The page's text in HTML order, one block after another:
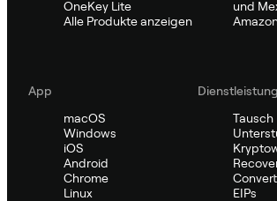
OneKey Lite
Alle Produkte anzeigen
und
App
macOS
Windows
iOS
Android
Chrome
Linux
Tausch
EIPs